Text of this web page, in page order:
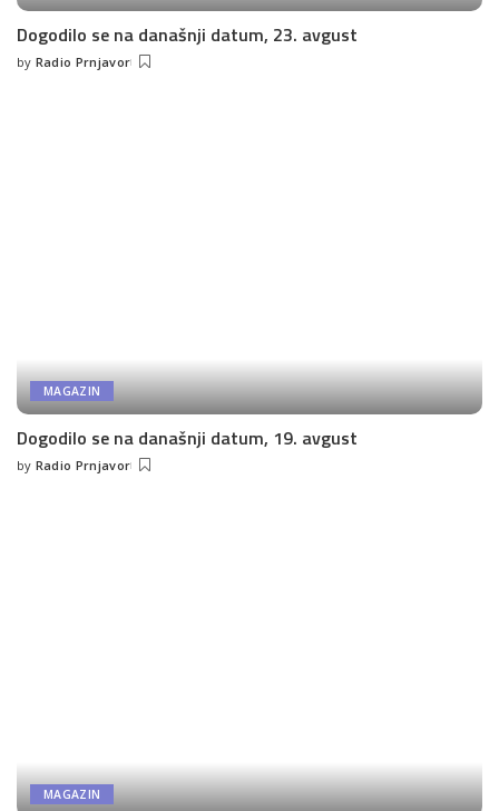
Dogodilo se na današnji datum, 23. avgust
Posted
by Radio Prnjavor
MAGAZIN
Dogodilo se na današnji datum, 19. avgust
Posted
by Radio Prnjavor
MAGAZIN